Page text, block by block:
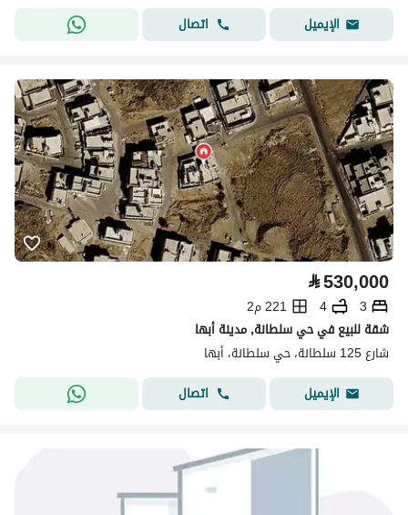
الإيميل
اتصال
⃁530,000
3
4
221 م2
شقة للبيع في حي سلطانة, مدينة أبها
شارع 125 سلطانة، حي سلطانة، أبها
الإيميل
اتصال